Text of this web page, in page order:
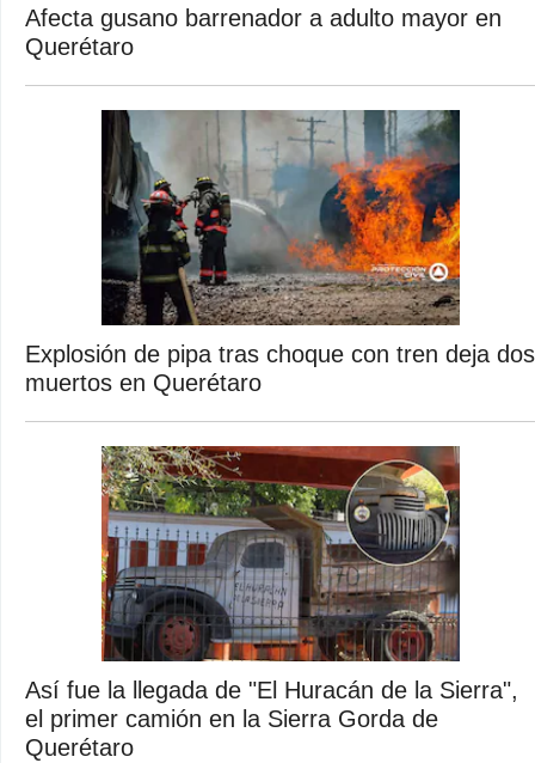
Afecta gusano barrenador a adulto mayor en
Querétaro
Explosión de pipa tras choque con tren deja dos
muertos en Querétaro
Así fue la llegada de "El Huracán de la Sierra",
el primer camión en la Sierra Gorda de
Querétaro